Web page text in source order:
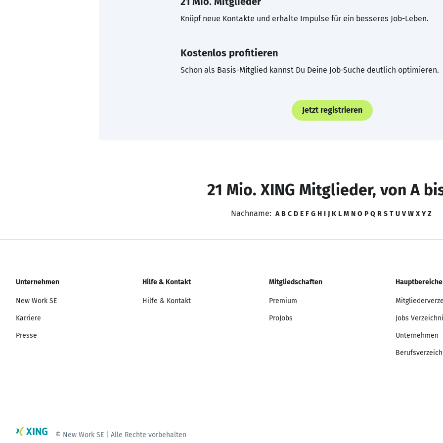
Knüpf neue Kontakte und erhalte Impulse für ein besseres Job-Leben.
Kostenlos profitieren
Schon als Basis-Mitglied kannst Du Deine Job-Suche deutlich optimieren.
Jetzt registrieren
21 Mio. XING Mitglieder, von A
Nachname: A B C D E F G H I J K L M N O P Q R S T U V W X Y Z
Unternehmen
New Work SE
Karriere
Presse
Hilfe & Kontakt
Hilfe & Kontakt
Mitgliedschaften
Premium
ProJobs
Hauptbereiche
Jobs
Unternehmen
© New Work SE | Alle Rechte vorbehalten